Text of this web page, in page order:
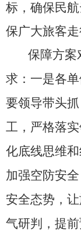
标，确保民
保广大旅客走
保障方案
求：一是各
要领导带头
工，严格落
化底线思维
加强空防安
安全态势，
气研判，提
式